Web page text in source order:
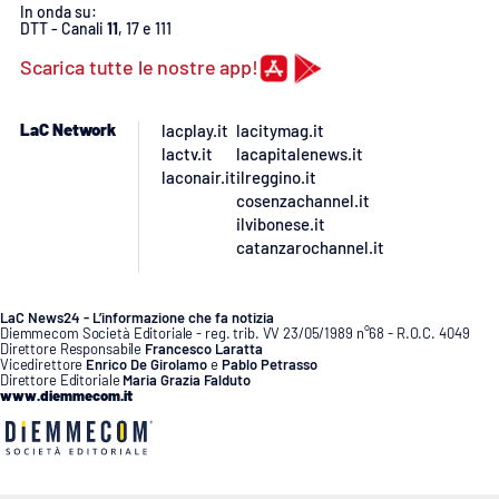
SPECIALI
Buona Sanità Calabria
LACALABRIAVISIONE
Food
Storie
LAC
NETWORK
In onda su:
DTT - Canali 11, 17 e 111
Scarica tutte le nostre app!
LaC Network
lacplay.it
lactv.it
laconair.it
lacitymag.it
lacapitalenews.it
ilreggino.it
cosenzachannel.it
ilvibonese.it
catanzarochannel.it
LaC News24 - L’informazione che fa notizia
Diemmecom Società Editoriale - reg. trib. VV 23/05/1989 n°68 - R.O.C. 4049
Direttore Responsabile Francesco Laratta
Vicedirettore Enrico De GirolamoePablo Petrasso
Direttore Editoriale Maria Grazia Falduto
www.diemmecom.it